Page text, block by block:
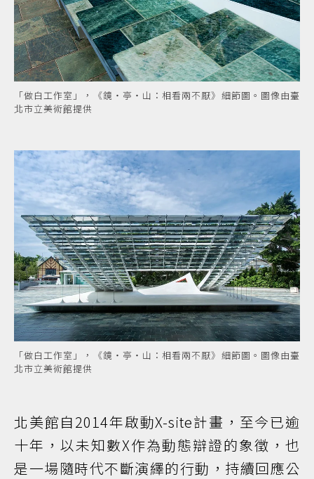
「做白工作室」，《鏡・亭・山：相看兩不厭》細節圖。圖像由臺
北市立美術館提供
「做白工作室」，《鏡・亭・山：相看兩不厭》細節圖。圖像由臺
北市立美術館提供
北美館自2014年啟動X-site計畫，至今已逾
十年，以未知數X作為動態辯證的象徵，也
是一場隨時代不斷演繹的行動，持續回應公